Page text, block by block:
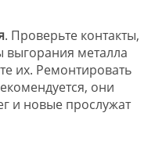
. Проверьте контакты,
выгорания металла
их. Ремонтировать
они
и новые прослужат